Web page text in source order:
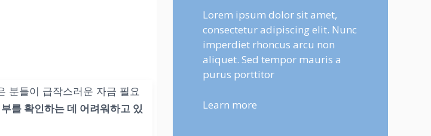
분들이 급작스러운 자금 필요
를 확인하는 데 어려워하고 있
Lorem ipsum dolor sit amet,
consectetur adipiscing elit. Nunc
imperdiet rhoncus arcu non
aliquet. Sed tempor mauris a
purus porttitor
Learn more